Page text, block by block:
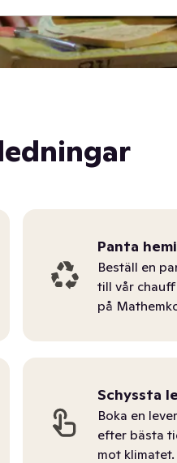
Panta
Beställ en
till vår
på
Schyssta
Boka en
efter bästa
mot klimatet.